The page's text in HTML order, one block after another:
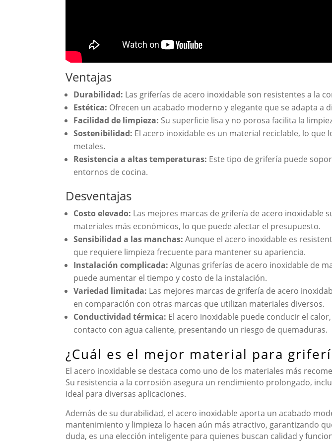
Ventajas
Durabilidad: Las griferías de acero inoxidable son resistentes a la
Estética: Ofrecen un acabado moderno y elegante que se adapta a
Facilidad de limpieza: Su superficie lisa y no porosa facilita la
Sostenibilidad: El acero inoxidable es un material reciclable, lo
metales.
Resistencia a altas temperaturas: Este tipo de grifería puede
entornos de cocina.
Desventajas
Costo elevado: Las mejores marcas de grifería de acero inoxidable
materiales más económicos, lo que puede afectar el presupuesto.
Sensibilidad a las manchas: Aunque el acero inoxidable es
que requiere limpieza frecuente para mantener su apariencia.
Instalación complicada: Algunas griferías de acero inoxidable de
puede aumentar el tiempo y costo de la instalación.
Variedad limitada: Las mejores marcas de grifería de acero
en comparación con otras marcas que utilizan materiales diversos.
Conductividad térmica: El acero inoxidable puede conducir el
contacto con agua caliente, presentando un riesgo de quemaduras.
¿Cuál es el mejor material para
El acero inoxidable se destaca como uno de los materiales más
Su resistencia a la corrosión asegura un rendimiento prolongado,
ideal para diversas aplicaciones.
Además de su durabilidad, el acero inoxidable aporta un acabado
mantenimiento y limpieza lo hacen aún más atractivo, garantizando
duda, es una elección inteligente para quienes buscan calidad y